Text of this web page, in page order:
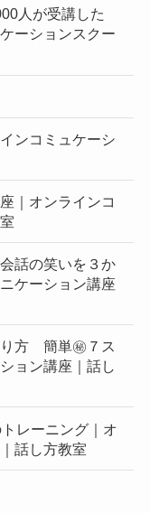
人が受講した
ーションスクー
ンコミュケーシ
｜オンラインコ
話の笑いを３か
ケーション講座
り方 簡単㊙︎７ス
ョン講座｜話し
レーニング｜オ
話し方教室